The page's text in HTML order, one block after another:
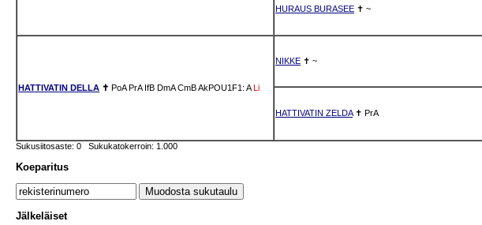
HURAUS BURASEE ✝ ~
HATTIVATIN DELLA ✝ PoA PrA IfB DmA CmBAkPOU1F1: A Li
NIKKE ✝ ~
HATTIVATIN ZELDA✝ PrA
Sukusiitosaste: 0 Sukukatokerroin: 1.000
Koeparitus
Jälkeläiset